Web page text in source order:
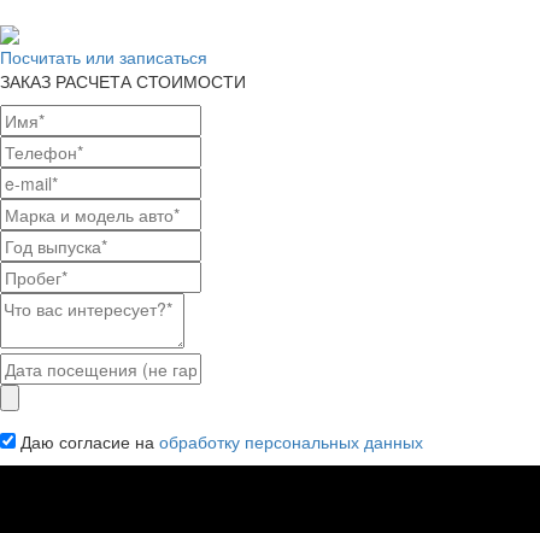
Посчитать или записаться
ЗАКАЗ РАСЧЕТА СТОИМОСТИ
Даю согласие на обработку персональных данных